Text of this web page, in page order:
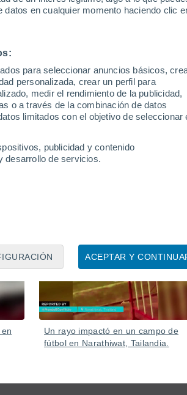
en cualquier momento haciendo clic
para seleccionar anuncios básicos,
personalizada, crear un perfil para
medir el rendimiento de la publicidad,
o a través de la combinación de datos
limitados con el objetivo de seleccionar
publicidad y contenido
desarrollo de servicios.
ACEPTAR Y
inundaciones
emitieron
sobre el
generando precipitaciones récord
Un rayo impactó en un campo de
fútbol en Narathiwat, Tailandia.